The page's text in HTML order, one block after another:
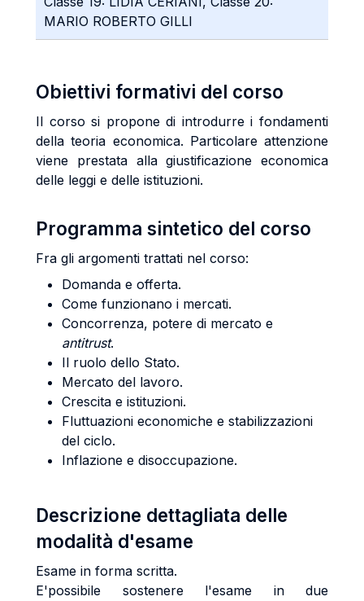
MARIO ROBERTO GILLI
Obiettivi formativi del corso
Il corso si propone di introdurre i fondamenti
della teoria economica. Particolare attenzione
viene prestata alla giustificazione economica
delle leggi e delle istituzioni.
Programma sintetico del corso
Fra gli argomenti trattati nel corso:
Domanda e offerta.
Come funzionano i mercati.
Concorrenza, potere di mercato e
antitrust.
Il ruolo dello Stato.
Mercato del lavoro.
Crescita e istituzioni.
Fluttuazioni economiche e stabilizzazioni
del ciclo.
Inflazione e disoccupazione.
Descrizione dettagliata delle
modalità d'esame
Esame in forma scritta.
E'possibile sostenere l'esame in due